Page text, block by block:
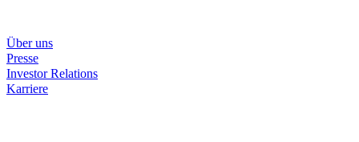
Über uns
Presse
Investor Relations
Karriere